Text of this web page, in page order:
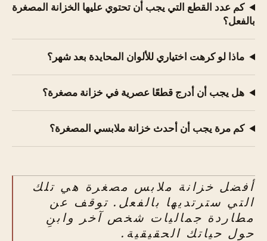
كم عدد القطع التي يجب أن تحتوي عليها الخزانة المصغرة
بالفعل؟
ماذا لو كرهت اختياري للألوان المحايدة بعد شهر؟
هل يجب أن أدرج قطعًا عصرية في خزانة مصغرة؟
كم مرة يجب أن أحدث خزانة ملابسي المصغرة؟
أفضل خزانة ملابس مصغرة هي تلك
التي سترتديها بالفعل. توقف عن
مطاردة جماليات شخص آخر وابنِ
حول حياتك الحقيقية.